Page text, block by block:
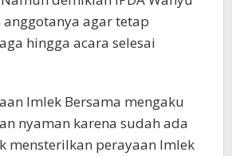
agar tetap
hingga acara selesai
Imlek Bersama mengaku
nyaman karena sudah ada
mensterilkan perayaan Imlek